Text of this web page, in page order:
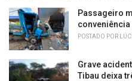
Passageiro
conveniência
POSTADO POR
Grave
Tibau deixa